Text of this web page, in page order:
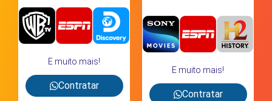
E muito mais!
Contratar
E muito mais!
Contratar